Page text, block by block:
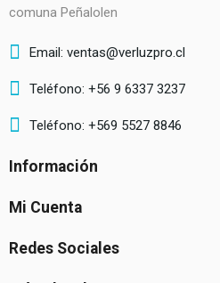
comuna Peñalolen
Email: ventas@verluzpro.cl
Teléfono: +56 9 6337 3237
Teléfono: +569 5527 8846
Información
Mi Cuenta
Redes Sociales